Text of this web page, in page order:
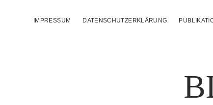
IMPRESSUM DATENSCHUTZERKLÄRUNG